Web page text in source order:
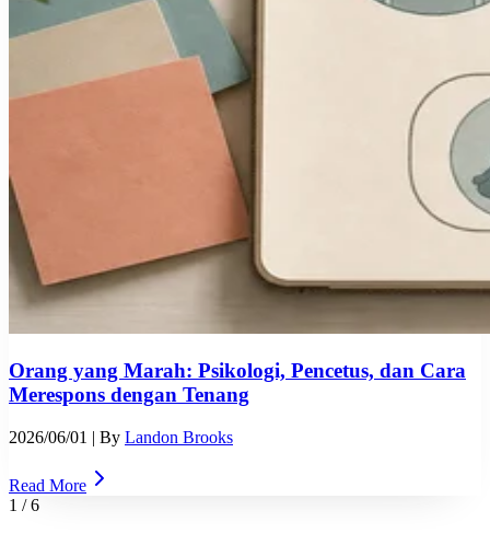
Orang yang Marah: Psikologi, Pencetus, dan Cara
Merespons dengan Tenang
2026/06/01 | By Landon Brooks
Read More
1 /6